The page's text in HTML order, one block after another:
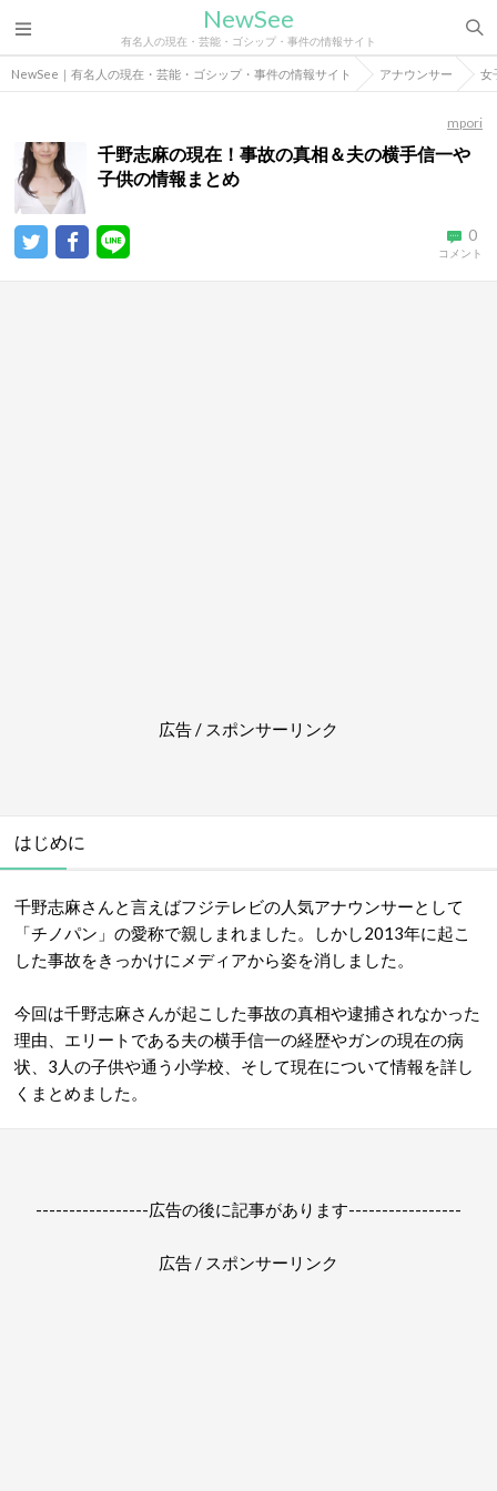
NewSee
有名人の現在・芸能・ゴシップ・事件の情報サイト
NewSee｜有名人の現在・芸能・ゴシップ・事件の情報サイト アナウンサー 女
mpori
千野志麻の現在！事故の真相＆夫の横手信一や
子供の情報まとめ
0
コメント
広告 / スポンサーリンク
はじめに
千野志麻さんと言えばフジテレビの人気アナウンサーとして
「チノパン」の愛称で親しまれました。しかし2013年に起こ
した事故をきっかけにメディアから姿を消しました。
今回は千野志麻さんが起こした事故の真相や逮捕されなかった
理由、エリートである夫の横手信一の経歴やガンの現在の病
状、3人の子供や通う小学校、そして現在について情報を詳し
くまとめました。
-----------------広告の後に記事があります-----------------
広告 / スポンサーリンク